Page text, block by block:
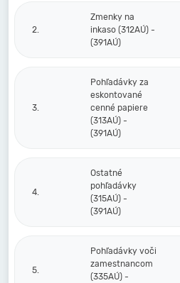
2.
Zmenky na
inkaso (312AÚ) -
(391AÚ)
3.
Pohľadávky za
eskontované
cenné papiere
(313AÚ) -
(391AÚ)
4.
Ostatné
pohľadávky
(315AÚ) -
(391AÚ)
5.
Pohľadávky voči
zamestnancom
(335AÚ) -